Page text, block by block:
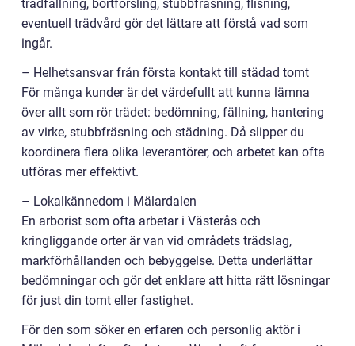
trädfällning, bortforsling, stubbfräsning, flisning,
eventuell trädvård gör det lättare att förstå vad som
ingår.
– Helhetsansvar från första kontakt till städad tomt
För många kunder är det värdefullt att kunna lämna
över allt som rör trädet: bedömning, fällning, hantering
av virke, stubbfräsning och städning. Då slipper du
koordinera flera olika leverantörer, och arbetet kan ofta
utföras mer effektivt.
– Lokalkännedom i Mälardalen
En arborist som ofta arbetar i Västerås och
kringliggande orter är van vid områdets trädslag,
markförhållanden och bebyggelse. Detta underlättar
bedömningar och gör det enklare att hitta rätt lösningar
för just din tomt eller fastighet.
För den som söker en erfaren och personlig aktör i